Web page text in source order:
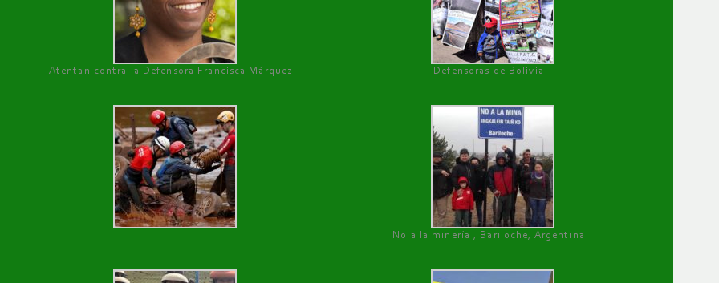
Atentan contra la Defensora Francisca Márquez Defensoras de Bolivia
No a la minería , Bariloche, Argentina